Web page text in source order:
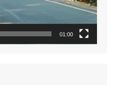
01:00